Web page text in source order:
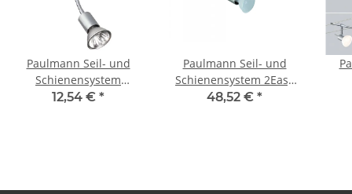
Paulmann Seil- und
Schienensystem
CombiEasy Spot Basil
12,54 € *
Paulmann Seil- und
Schienensystem 2Easy
Spot Sheela 5x20W
48,52 € *